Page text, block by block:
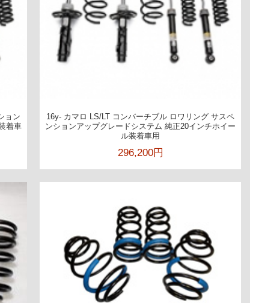
ョン
着車
16y- カマロ LS/LT コンバーチブル ロワリング サスペ
ンションアップグレードシステム 純正20インチホイー
ル装着車用
296,200円